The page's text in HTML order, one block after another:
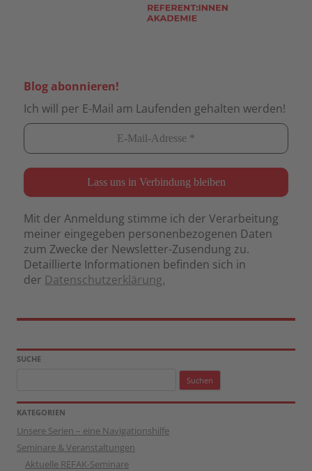
Blog abonnieren!
Ich will per E-Mail am Laufenden gehalten werden!
Mit der Anmeldung stimme ich der Verarbeitung
meiner eingegeben personenbezogenen Daten
zum Zwecke der Newsletter-Zusendung zu.
Detaillierte Informationen befinden sich in
der Datenschutzerklärung.
SUCHE
KATEGORIEN
Unsere Serien – eine Navigationshilfe
Seminare & Veranstaltungen
Aktuelle REFAK-Seminare